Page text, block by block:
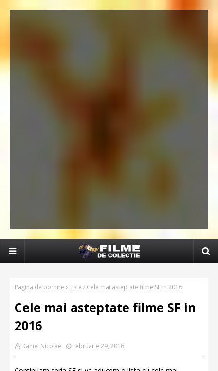
Pagina de pornire Liste Cele mai asteptate filme SF in 2016
Cele mai asteptate filme SF in
2016
Daniel Nicolae Februarie 29, 2016